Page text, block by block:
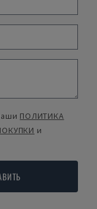
ПОЛИТИКА
и